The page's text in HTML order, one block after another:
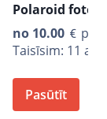
Polaroid
no 10.00
par
Taisīsim: 11
Pasūtīt